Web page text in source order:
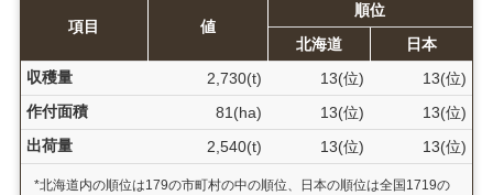
項目 値
順位
北海道
日本
収穫量
2,730(t) 13(位)
13(位)
作付面積
81(ha) 13(位)
13(位)
出荷量
2,540(t) 13(位) 13(位)
*北海道内の順位は179の市町村の中の順位、日本の順位は全国1719の